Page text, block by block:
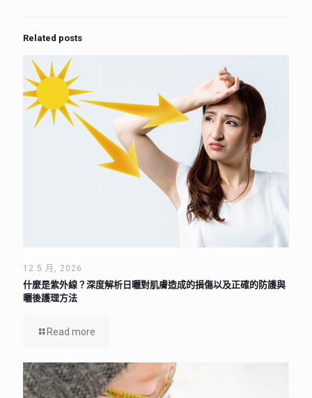
Related posts
12 5 月, 2026
什麼是紫外線？深度解析日曬對肌膚造成的損傷以及正確的防護與
曬後護理方法
Read more